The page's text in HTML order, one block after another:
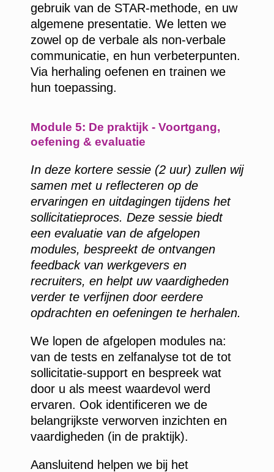
gebruik van de STAR-methode, en uw
algemene presentatie. We letten we
zowel op de verbale als non-verbale
communicatie, en hun verbeterpunten.
Via herhaling oefenen en trainen we
hun toepassing.
Module 5: De praktijk - Voortgang,
oefening & evaluatie
In deze kortere sessie (2 uur) zullen wij
samen met u reflecteren op de
ervaringen en uitdagingen tijdens het
sollicitatieproces. Deze sessie biedt
een evaluatie van de afgelopen
modules, bespreekt de ontvangen
feedback van werkgevers en
recruiters, en helpt uw vaardigheden
verder te verfijnen door eerdere
opdrachten en oefeningen te herhalen.
We lopen de afgelopen modules na:
van de tests en zelfanalyse tot de tot
sollicitatie-support en bespreek wat
door u als meest waardevol werd
ervaren. Ook identificeren we de
belangrijkste verworven inzichten en
vaardigheden (in de praktijk).
Aansluitend helpen we bij het